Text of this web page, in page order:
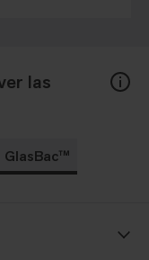
las
GlasBac™